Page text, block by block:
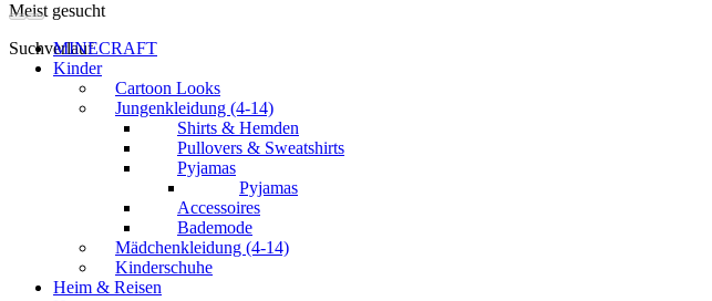
Meist gesucht
SuchverlaufMINECRAFT
Kinder
Cartoon Looks
Jungenkleidung (4-14)
Shirts & Hemden
Pullovers & Sweatshirts
Pyjamas
Pyjamas
Accessoires
Bademode
Mädchenkleidung (4-14)
Kinderschuhe
Heim & Reisen